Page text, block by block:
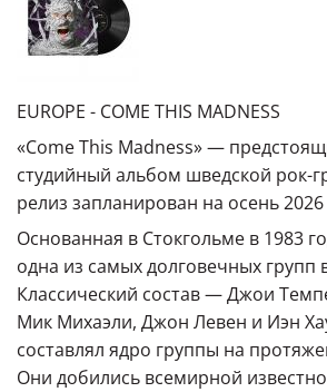
EUROPE - COME THIS MADNESS
«Come This Madness» —
студийный альбом шведской рок-
релиз запланирован на осень 2026
Основанная в Стокгольме в 1983
одна из самых долговечных групп
Классический состав — Джои
Мик Михаэли, Джон Левен и Иэн
составлял ядро ​​группы на
Они добились всемирной